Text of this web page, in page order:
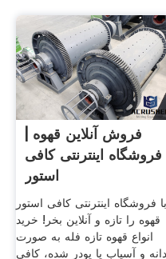
فروش آنلاین قهوه |
فروشگاه اینترنتی کافی
استور
با فروشگاه اینترنتی کافی استور
قهوه را تازه و آنلاین بخر! خرید
انواع قهوه تازه فله به صورت
دانه و آسیاب یا پودر شده، کافی